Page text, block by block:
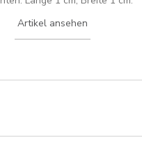
Artikel ansehen